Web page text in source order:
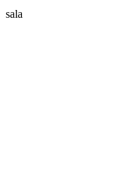
sala